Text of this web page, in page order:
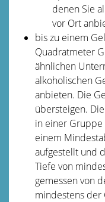
denen Sie
vor Ort
bis zu einem
Quadratmeter
ähnlichen
alkoholischen
anbieten. Die
übersteigen.
in einer
einem
aufgestellt und
Tiefe von
gemessen von
mindestens der